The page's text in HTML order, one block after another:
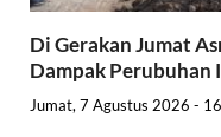
Di Gerakan Jumat
Dampak Perubuhan
Jumat, 7 Agustus 2026 -